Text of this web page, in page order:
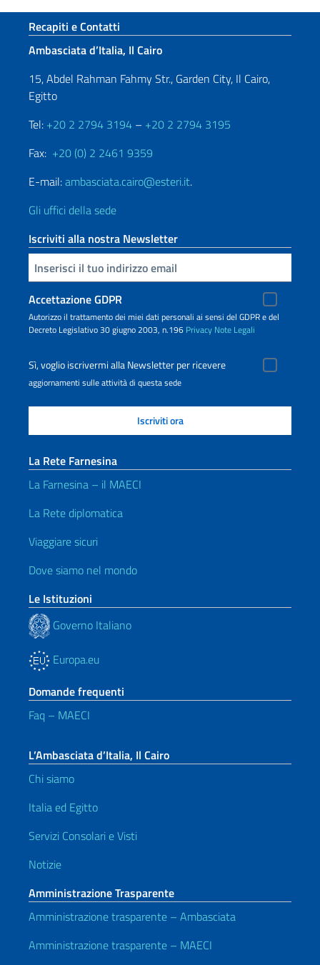
Sezione footer
Recapiti e Contatti
Ambasciata d’Italia, Il Cairo
15, Abdel Rahman Fahmy Str., Garden City, Il Cairo,
Egitto
Tel: +20 2 2794 3194 – +20 2 2794 3195
Fax: +20 (0) 2 2461 9359
E-mail:ambasciata.cairo@esteri.it.
Gli uffici della sede
Iscriviti alla nostra Newsletter
Inserisci la tua email
Accettazione GDPR
Autorizzo il trattamento dei miei dati personali ai sensi del GDPR e del
Decreto Legislativo 30 giugno 2003, n.196 Privacy Note Legali
Sì, voglio iscrivermi alla Newsletter per ricevere
aggiornamenti sulle attività di questa sede
La Rete Farnesina
La Farnesina – il MAECI
La Rete diplomatica
Viaggiare sicuri
Dove siamo nel mondo
Le Istituzioni
Governo Italiano
Europa.eu
Domande frequenti
Faq – MAECI
L’Ambasciata d’Italia, Il Cairo
Chi siamo
Italia ed Egitto
Servizi Consolari e Visti
Notizie
Amministrazione Trasparente
Amministrazione trasparente – Ambasciata
Amministrazione trasparente – MAECI